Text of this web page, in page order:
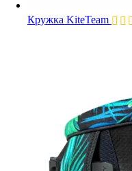
Кружка KiteTeam